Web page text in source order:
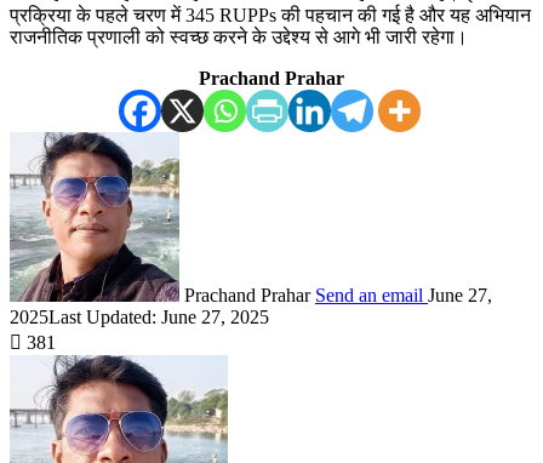
प्रक्रिया के पहले चरण में 345 RUPPs की पहचान की गई है और यह अभियान
राजनीतिक प्रणाली को स्वच्छ करने के उद्देश्य से आगे भी जारी रहेगा।
Prachand Prahar
Prachand Prahar Send an email June 27,
2025Last Updated: June 27, 2025
381